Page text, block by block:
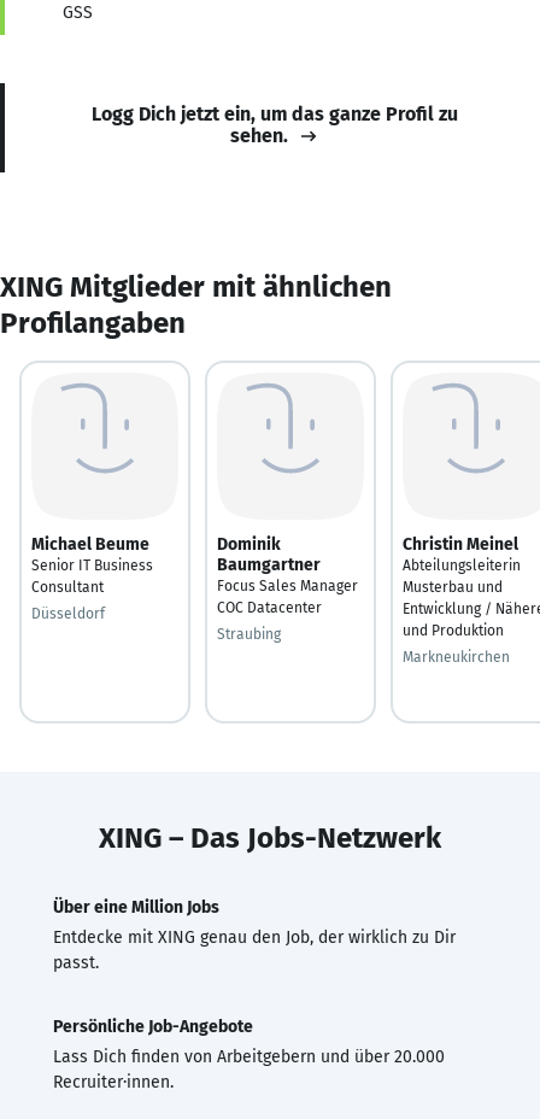
GSS
Logg Dich jetzt ein, um das ganze Profil zu
sehen.
XING Mitglieder mit ähnlichen
Profilangaben
Michael Beume
Senior IT Business
Consultant
Düsseldorf
Dominik
Baumgartner
Focus Sales Manager
COC Datacenter
Straubing
Christin Meinel
Abteilungsleiterin
Musterbau und
Entwicklung /
und Produktion
Markneukirchen
XING – Das Jobs-Netzwerk
Über eine Million Jobs
Entdecke mit XING genau den Job, der wirklich zu Dir
passt.
Persönliche Job-Angebote
Lass Dich finden von Arbeitgebern und über 20.000
Recruiter·innen.